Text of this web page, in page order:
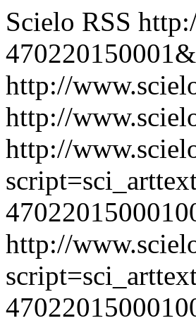
Scielo RSS
http://
http://
http://
http://